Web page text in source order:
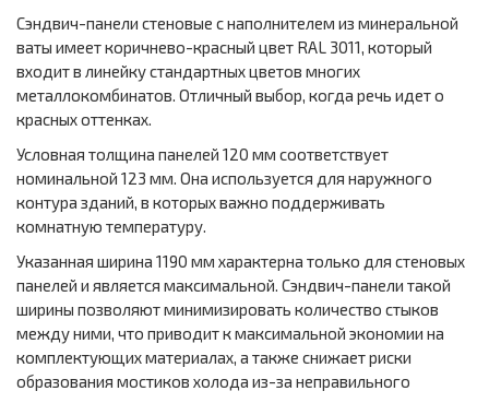
Сэндвич-панели стеновые с наполнителем из минеральной
ваты имеет коричнево-красный цвет RAL 3011, который
входит в линейку стандартных цветов многих
металлокомбинатов. Отличный выбор, когда речь идет о
красных оттенках.
Условная толщина панелей 120 мм соответствует
номинальной 123 мм. Она используется для наружного
контура зданий, в которых важно поддерживать
комнатную температуру.
Указанная ширина 1190 мм характерна только для стеновых
панелей и является максимальной. Сэндвич-панели такой
ширины позволяют минимизировать количество стыков
между ними, что приводит к максимальной экономии на
комплектующих материалах, а также снижает риски
образования мостиков холода из-за неправильного